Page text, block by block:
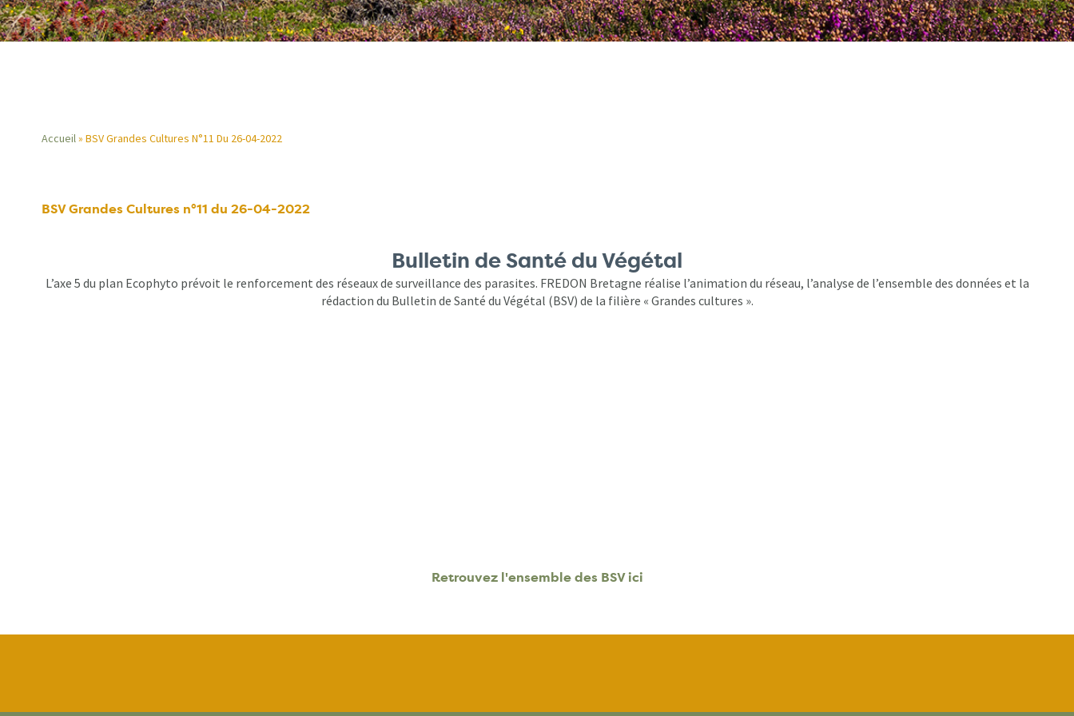
d'Ariane
Accueil BSV Grandes Cultures N°11 Du 26-04-2022
BSV Grandes Cultures n°11 du 26-04-2022
Bulletin de Santé du Végétal
L’axe 5 du plan Ecophyto prévoit le renforcement des réseaux de surveillance des parasites. FREDON Bretagne réalise l’animation du réseau, l’analyse de l’ensemble des données et la
rédaction du Bulletin de Santé du Végétal (BSV) de la filière « Grandes cultures ».
Retrouvez l'ensemble des BSV ici